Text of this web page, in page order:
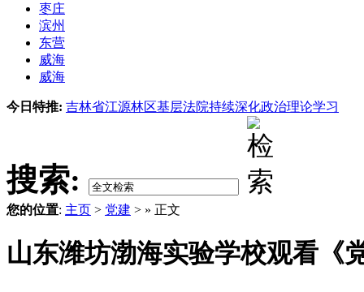
枣庄
滨州
东营
威海
威海
今日特推: 吉林省江源林区基层法院持续深化政治理论学习
搜索:
您的位置: 主页 > 党建 > » 正文
山东潍坊渤海实验学校观看《